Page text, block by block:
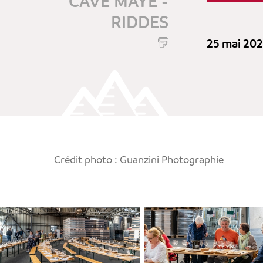
RIDDES
25 mai
Crédit photo : Guanzini Photographie